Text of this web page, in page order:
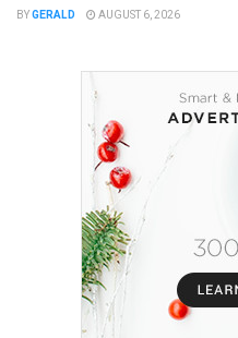
BYGERALD AUGUST 6, 2026